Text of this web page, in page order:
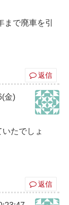
で廃車を引
返信
金)
たでしょ
返信